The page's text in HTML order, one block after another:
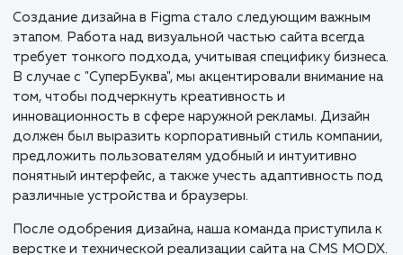
рекламы.
Прототипирование стало важнейшим этапом в
разработке нового сайта. Мы подошли к этому
процессу с максимальным вниманием, проведя
комплексный анализ рынка наружной рекламы в
Новгороде и области. Изучение конкурентов и
потребностей целевой аудитории позволило нам
сформулировать четкую структуру и
функциональность сайта. В ходе этой работы были
определены ключевые страницы, взаимосвязи
разделами, а также предложены идеи по